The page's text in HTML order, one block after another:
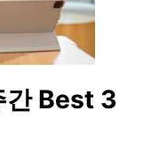
간 Best 3